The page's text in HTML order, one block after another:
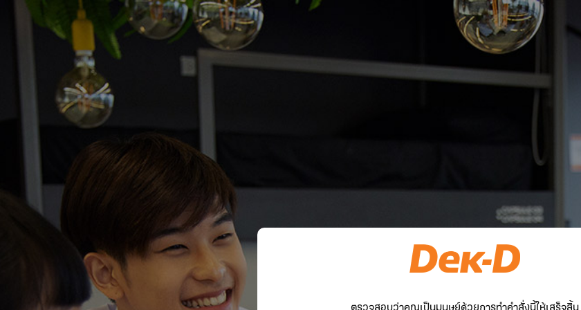
ตรวจสอบว่าคุณเป็นมนุษย์ด้วยการทำคำสั่งนี้ให้เสร็จสิ้น